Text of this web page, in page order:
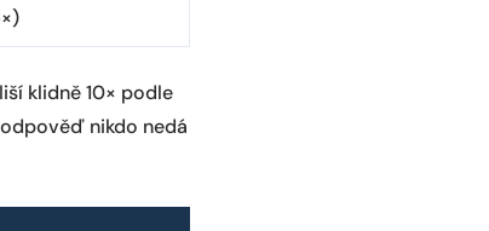
klidně 10× podle
nikdo nedá